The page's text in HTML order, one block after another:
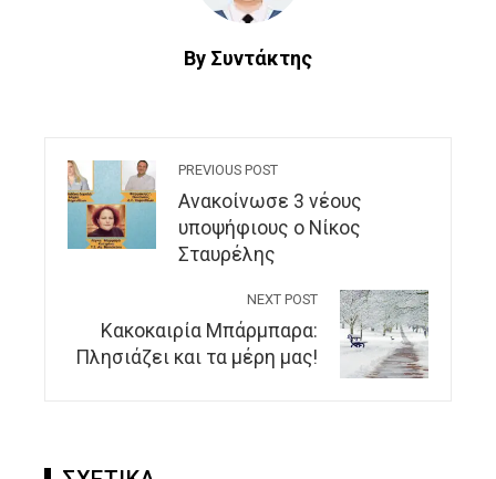
By Συντάκτης
PREVIOUS POST
Aνακοίνωσε 3 νέους
υποψήφιους ο Νίκος
Σταυρέλης
NEXT POST
Κακοκαιρία Μπάρμπαρα:
Πλησιάζει και τα μέρη μας!